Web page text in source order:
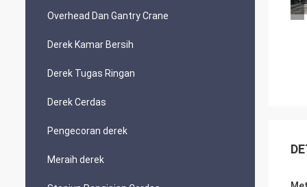
Overhead Dan Gantry Crane
Derek Kamar Bersih
Derek Tugas Ringan
Derek Cerdas
Pengecoran derek
Meraih derek